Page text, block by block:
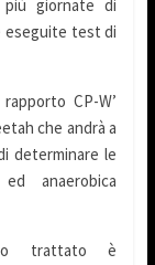
giornate di
eseguite test di
CP-W’
che andrà a
determinare le
anaerobica
trattato è